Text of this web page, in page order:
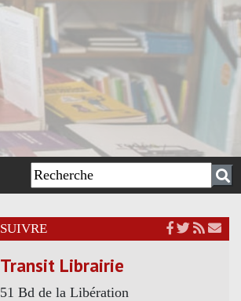
SUIVRE
Transit Librairie
51 Bd de la Libération